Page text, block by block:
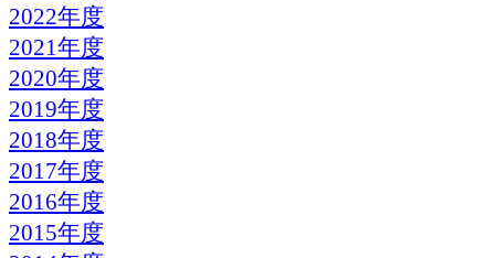
2022年度
2021年度
2020年度
2019年度
2018年度
2017年度
2016年度
2015年度